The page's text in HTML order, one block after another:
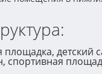
площадка, детский
спортивная